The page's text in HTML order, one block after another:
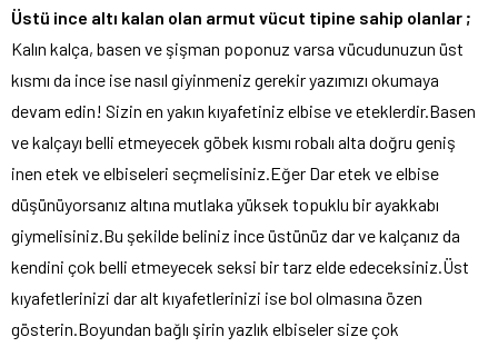
Üstü ince altı kalan olan armut vücut tipine sahip olanlar ;
Kalın kalça, basen ve şişman poponuz varsa vücudunuzun üst
kısmı da ince ise nasıl giyinmeniz gerekir yazımızı okumaya
devam edin! Sizin en yakın kıyafetiniz elbise ve eteklerdir.Basen
ve kalçayı belli etmeyecek göbek kısmı robalı alta doğru geniş
inen etek ve elbiseleri seçmelisiniz.Eğer Dar etek ve elbise
düşünüyorsanız altına mutlaka yüksek topuklu bir ayakkabı
giymelisiniz.Bu şekilde beliniz ince üstünüz dar ve kalçanız da
kendini çok belli etmeyecek seksi bir tarz elde edeceksiniz.Üst
kıyafetlerinizi dar alt kıyafetlerinizi ise bol olmasına özen
gösterin.Boyundan bağlı şirin yazlık elbiseler size çok